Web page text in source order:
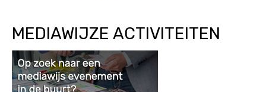
MEDIAWIJZE ACTIVITEITEN